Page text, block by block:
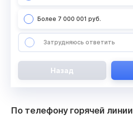
Более 7 000 001 руб.
Затрудняюсь ответить
Назад
По телефону горячей линии